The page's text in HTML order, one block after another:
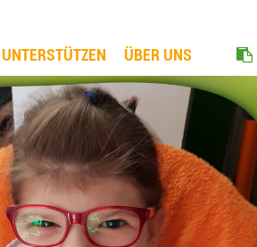
UNTERSTÜTZEN ÜBER UNS